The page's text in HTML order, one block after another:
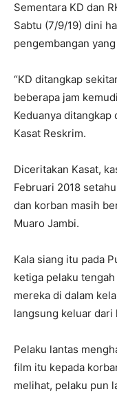
Sementara KD dan
Sabtu (7/9/19) dini
pengembangan
“KD ditangkap
beberapa jam
Keduanya ditangkap
Kasat Reskrim.
Diceritakan Kasat,
Februari 2018
dan korban masih
Muaro Jambi.
Kala siang itu pada
ketiga pelaku
mereka di dalam
langsung keluar dari
Pelaku lantas
film itu kepada
melihat, pelaku pun